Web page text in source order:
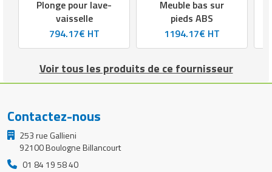
Plonge pour lave-
vaisselle
794.17€ HT
Meuble bas sur
pieds ABS
1194.17€ HT
Voir tous les produits de ce fournisseur
Contactez-nous
253 rue Gallieni
92100 Boulogne Billancourt
01 84 19 58 40